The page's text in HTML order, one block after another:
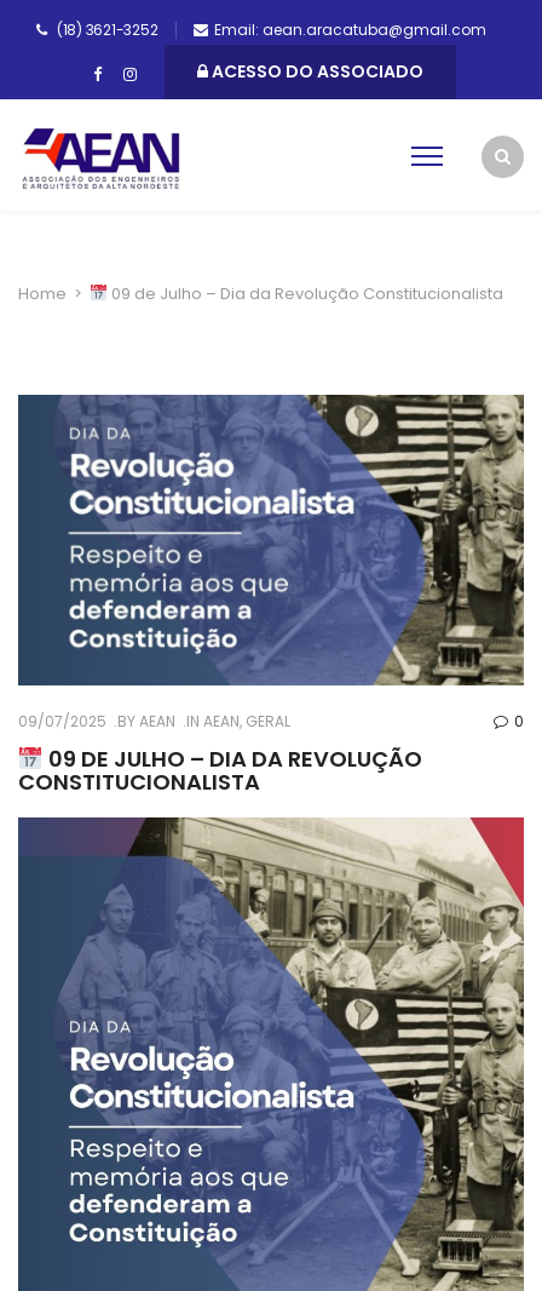
(18) 3621-3252 Email: aean.aracatuba@gmail.com
ACESSO DO ASSOCIADO
Home > 09 de Julho – Dia da Revolução Constitucionalista
09/07/2025 BYAEAN IN AEAN, GERAL 0
09 DE JULHO – DIA DA REVOLUÇÃO
CONSTITUCIONALISTA